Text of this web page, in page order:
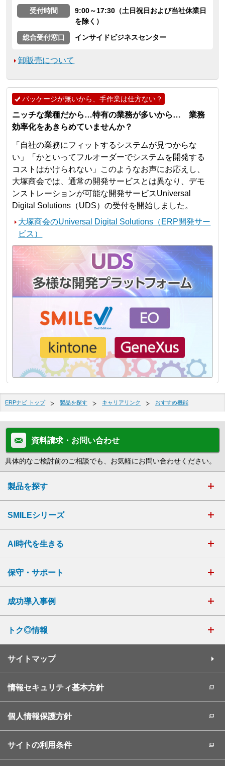
受付時間
9:00～17:30（土日祝日および当社休業日
を除く）
総合受付窓口
インサイドビジネスセンター
卸販売について
パッケージが無いから、手作業は仕方ない？
ニッチな業種だから…特有の業務が多いから… 業務
効率化をあきらめていませんか？
「自社の業務にフィットするシステムが見つからな
い」「かといってフルオーダーでシステムを開発する
コストはかけられない」このようなお声にお応えし、
大塚商会では、通常の開発サービスとは異なり、デモ
ンストレーションが可能な開発サービスUniversal
Digital Solutions（UDS）の受付を開始しました。
大塚商会のUniversal Digital Solutions（ERP開発サー
ビス）
ERPナビ トップ 製品を探す キャリアリンク おすすめ機能
資料請求・お問い合わせ
具体的なご検討前のご相談でも、お気軽にお問い合わせください。
製品を探す
SMILEシリーズ
AI時代を生きる
保守・サポート
成功導入事例
トク◎情報
サイトマップ
情報セキュリティ基本方針
個人情報保護方針
サイトの利用条件